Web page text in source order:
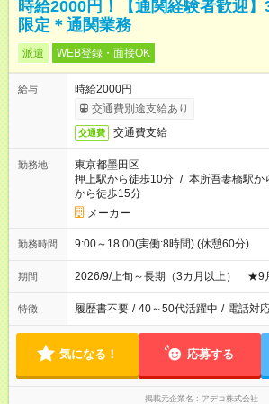
時給2000円！【通関経験者歓迎
限定＊通関業務
派遣 WEB登録・面接OK
給与
時給2000円
交通費別途支給あり
交通費 交通費支給
勤務地
東京都墨田区
押上駅から徒歩10分 / 本所吾妻橋駅か
から徒歩15分
メーカー
勤務時間 9:00～18:00(実働:8時間) (休憩60分)
期間 2026/9/上旬～長期（3カ月以上） ★9
特徴 履歴書不要 / 40～50代活躍中 / 電話対
気になる！ 応募する
掲載元企業名 アデコ株式会社